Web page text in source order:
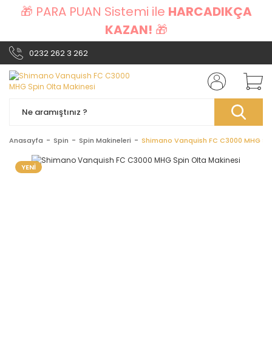
🎁 PARA PUAN Sistemi ile HARCADIKÇA
KAZAN! 🎁
0232 262 3 262
Anasayfa Spin Spin Makineleri Shimano Vanquish FC C3000 MHG
YENİ